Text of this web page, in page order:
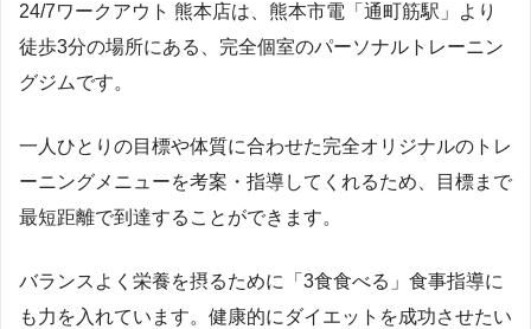
24/7ワークアウト 熊本店は、熊本市電「通町筋駅」より
徒歩3分の場所にある、完全個室のパーソナルトレーニン
グジムです。
一人ひとりの目標や体質に合わせた完全オリジナルのトレ
ーニングメニューを考案・指導してくれるため、目標まで
最短距離で到達することができます。
バランスよく栄養を摂るために「3食食べる」食事指導に
も力を入れています。健康的にダイエットを成功させたい